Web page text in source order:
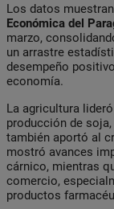
Los datos
Económica del
marzo,
un arrastre
desempeño
economía.
La agricultura
producción de
también aportó al
mostró avances
cárnico, mientras
comercio,
productos